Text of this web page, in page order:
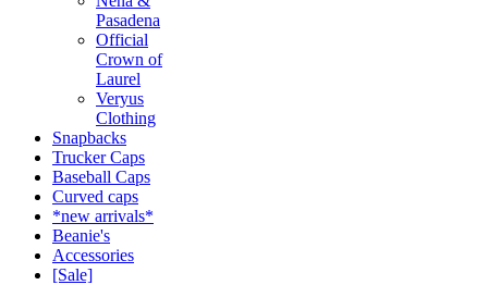
Pasadena
Official
Crown of
Laurel
Veryus
Clothing
Snapbacks
Trucker Caps
Baseball Caps
Curved caps
*new arrivals*
Beanie's
Accessories
[Sale]